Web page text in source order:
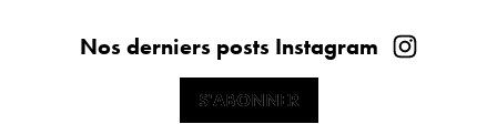
Nos derniers posts Instagram
S'ABONNER
S'ABONNER